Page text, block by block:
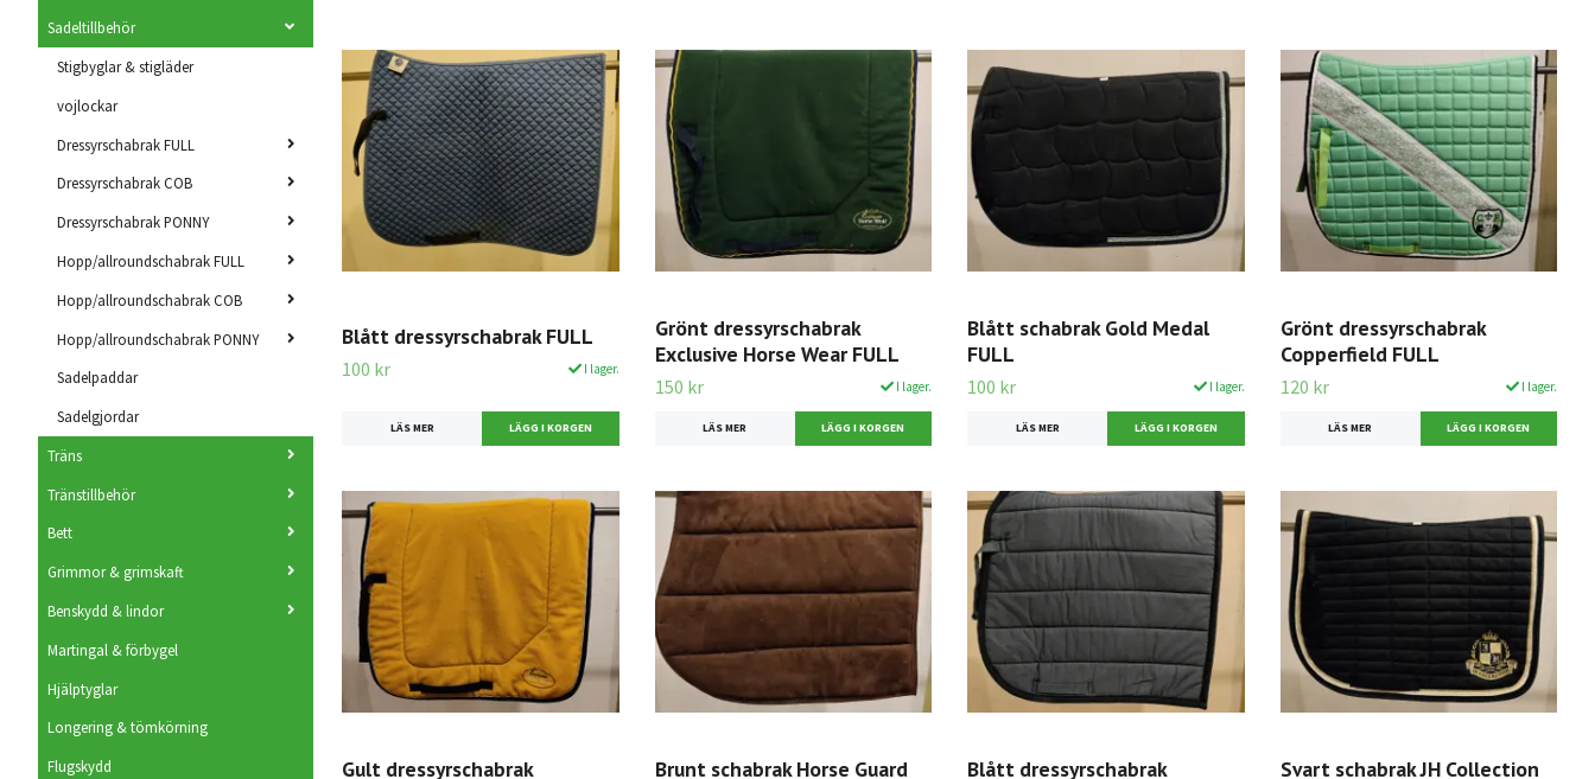
Sadeltillbehör
Stigbyglar & stigläder
vojlockar
Dressyrschabrak FULL
Dressyrschabrak COB
Dressyrschabrak PONNY
Hopp/allroundschabrak FULL
Hopp/allroundschabrak COB
Hopp/allroundschabrak PONNY
Sadelpaddar
Sadelgjordar
Träns
Tränstillbehör
Bett
Grimmor & grimskaft
Benskydd & lindor
Martingal & förbygel
Hjälptyglar
Longering & tömkörning
Flugskydd
Blått dressyrschabrak FULL
100 kr I lager.
LÄS MER
Grönt dressyrschabrak
Exclusive Horse Wear FULL
150 kr I lager.
LÄS MER
Blått schabrak Gold Medal
FULL
100 kr I lager.
LÄS MER
Grönt dressyrschabrak
Copperfield FULL
120 kr I lager.
LÄS MER
Gult dressyrschabrak
Brunt schabrak Horse Guard
Blått dressyrschabrak
Svart schabrak JH Collection